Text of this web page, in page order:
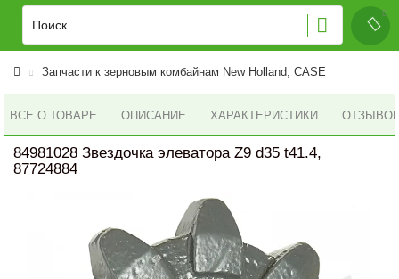
Запчасти к зерновым комбайнам New Holland, CASE
ВСЕ О ТОВАРЕ ОПИСАНИЕ ХАРАКТЕРИСТИКИ ОТЗЫВОВ
84981028 Звездочка элеватора Z9 d35 t41.4,
87724884